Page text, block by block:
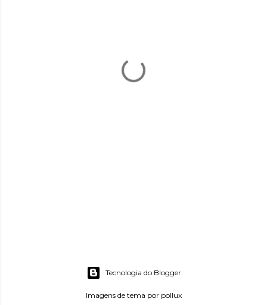
Tecnologia do Blogger
Imagens de tema por pollux